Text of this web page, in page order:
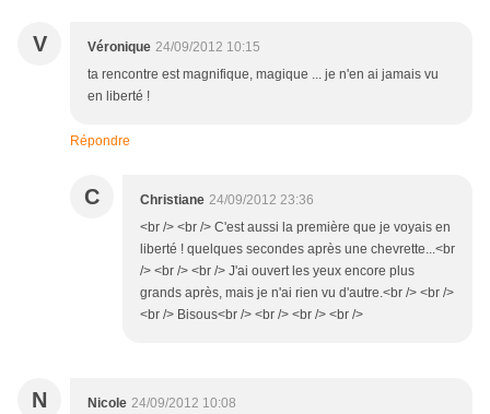
V Véronique 24/09/2012 10:15
ta rencontre est magnifique, magique ... je n'en ai jamais vu
en liberté !
Répondre
C Christiane 24/09/2012 23:36
<br /> <br /> C'est aussi la première que je voyais en
liberté ! quelques secondes après une chevrette...<br
/> <br /> <br /> J'ai ouvert les yeux encore plus
grands après, mais je n'ai rien vu d'autre.<br /> <br />
<br /> Bisous<br /> <br /> <br /> <br />
N Nicole 24/09/2012 10:08